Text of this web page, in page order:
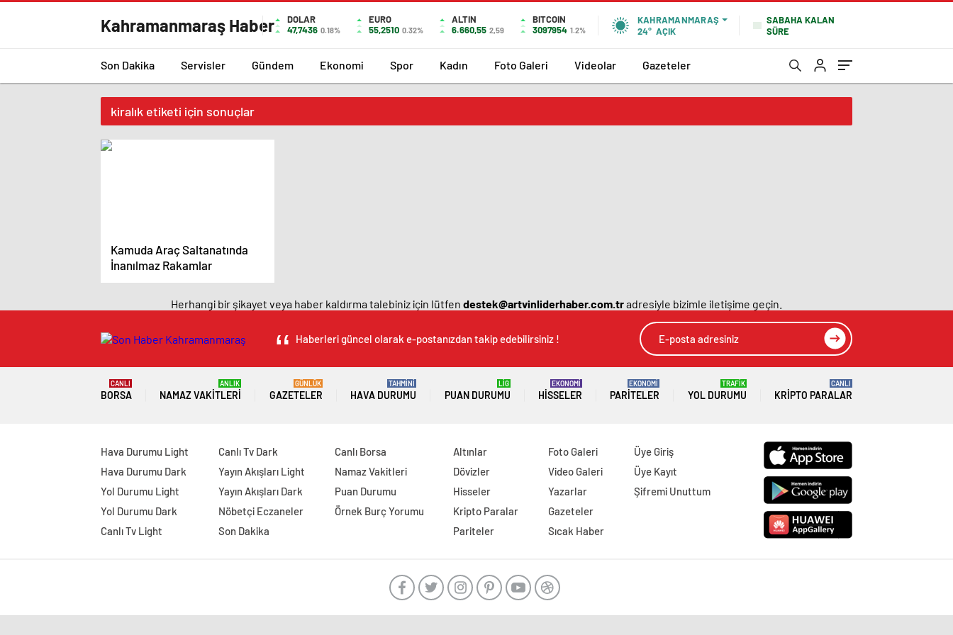
Kahramanmaraş Haber
DOLAR
47,7436 0.18%
EURO
55,2510 0.32%
ALTIN
6.660,55 2,59
BITCOIN
3097954 1.2%
KAHRAMANMARAŞ
24° AÇIK
SABAHA KALAN
SÜRE
Son Dakika Servisler Gündem Ekonomi Spor Kadın Foto Galeri Videolar Gazeteler
kiralık etiketi için sonuçlar
Kamuda Araç Saltanatında
İnanılmaz Rakamlar
Herhangi bir şikayet veya haber kaldırma talebiniz için lütfen destek@artvinliderhaber.com.tradresiyle bizimle iletişime geçin.
Haberleri güncel olarak e-postanızdan takip edebilirsiniz !
BORSA
CANLI
NAMAZ VAKITLERI
ANLIK
GAZETELER
GÜNLÜK
HAVA DURUMU
TAHMİNİ
PUAN DURUMU
LİG
HISSELER
EKONOMİ
PARITELER
EKONOMİ
YOL DURUMU
TRAFİK
KRIPTO PARALAR
CANLI
Hava Durumu Light
Hava Durumu Dark
Yol Durumu Light
Yol Durumu Dark
Canlı Tv Light
Canlı Tv Dark
Yayın Akışları Light
Yayın Akışları Dark
Nöbetçi Eczaneler
Son Dakika
Canlı Borsa
Namaz Vakitleri
Puan Durumu
Örnek Burç Yorumu
Altınlar
Dövizler
Hisseler
Kripto Paralar
Pariteler
Foto Galeri
Video Galeri
Yazarlar
Gazeteler
Sıcak Haber
Üye Giriş
Üye Kayıt
Şifremi Unuttum